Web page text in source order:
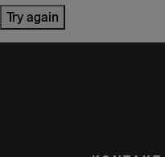
Try again